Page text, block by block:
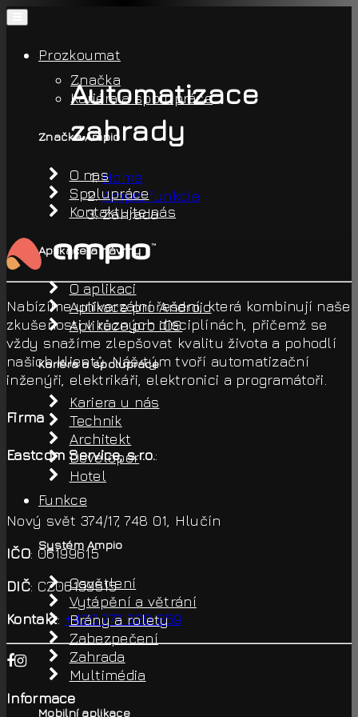
Prozkoumat
Značka
Kariéra a spolupráce
Značka Ampio
O nas
Spolupráce
Kontaktujte nás
Aplikace a návrhy
O aplikaci
Aplikace pro Android
Aplikace pro iOS
Kariéra a spolupráce
Kariera u nás
Technik
Architekt
Developer
Hotel
Funkce
Systém Ampio
Osvětlení
Vytápění a větrání
Brány a rolety
Zabezpečení
Zahrada
Multimédia
Mobilní aplikace
Automatizace
zahrady
Home
Ampio funkcie
Zahrada
Nabízíme univerzální řešení, která kombinují naše
zkušenosti v různých disciplínách, přičemž se
vždy snažíme zlepšovat kvalitu života a pohodlí
našich klientů. Náš tým tvoří automatizační
inženýři, elektrikáři, elektronici a programátoři.
Firma
Eastcom Service, s.r.o.:
Nový svět 374/17, 748 01, Hlučín
IČO: 06199615
DIČ: CZ06199515
Kontakt: +420 777 620 859
Informace